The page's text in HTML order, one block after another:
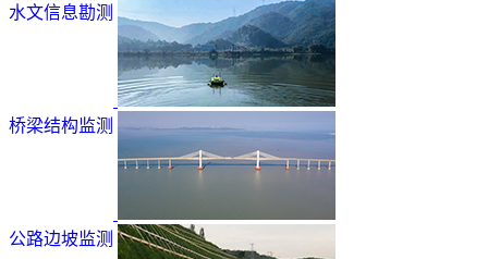
水文信息勘测
桥梁结构监测
公路边坡监测